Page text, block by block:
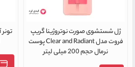
ژل شستشوی صورت نوتروژینا گریپ
فروت مدل Clear and Radiant پوست
نرمال حجم 200 میلی لیتر